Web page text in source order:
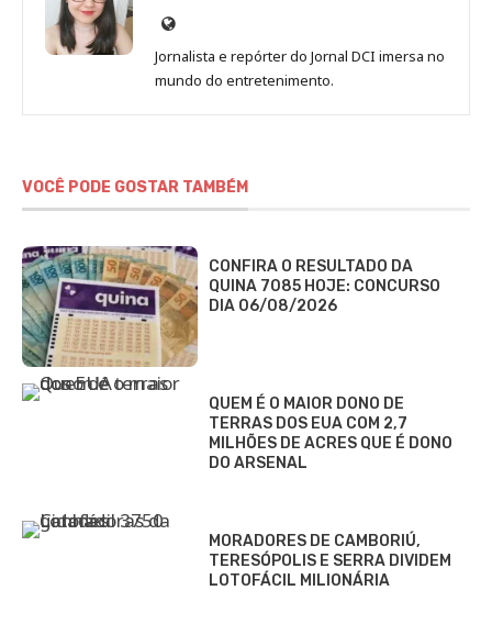
Site
de
Sara
Jornalista e repórter do Jornal DCI imersa no
mundo do entretenimento.
VOCÊ PODE GOSTAR TAMBÉM
CONFIRA O RESULTADO DA
QUINA 7085 HOJE: CONCURSO
DIA 06/08/2026
QUEM É O MAIOR DONO DE
TERRAS DOS EUA COM 2,7
MILHÕES DE ACRES QUE É DONO
DO ARSENAL
MORADORES DE CAMBORIÚ,
TERESÓPOLIS E SERRA DIVIDEM
LOTOFÁCIL MILIONÁRIA